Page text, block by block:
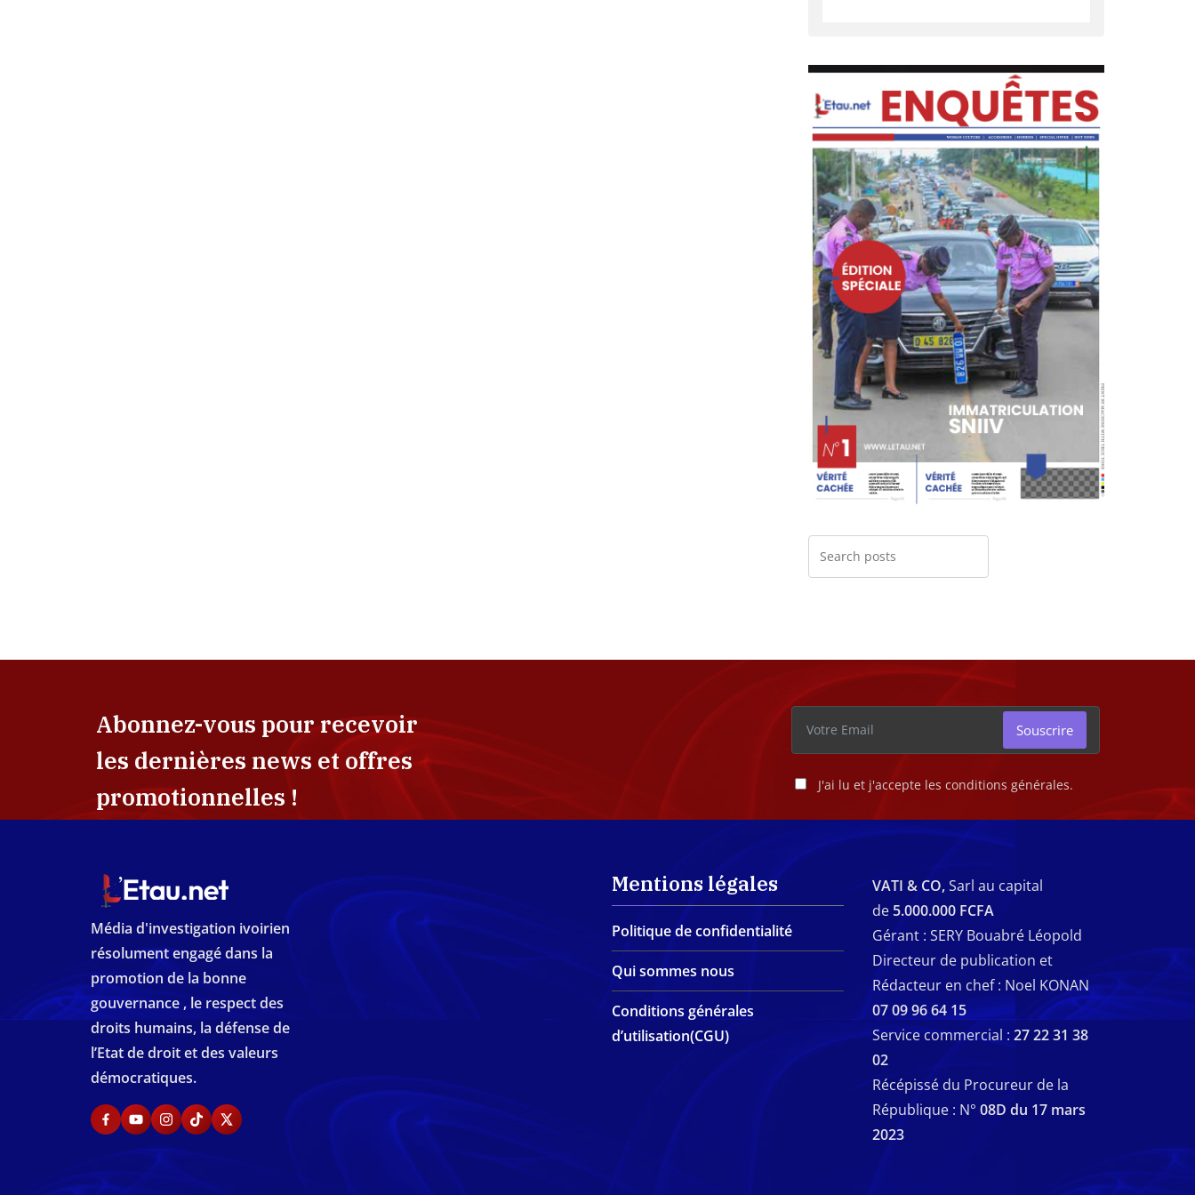
Abonnez-vous pour recevoir
les dernières news et offres
promotionnelles !
J'ai lu et j'accepte les conditions générales.
Souscrire
Média d'investigation ivoirien
résolument engagé dans la
promotion de la bonne
gouvernance , le respect des
droits humains, la défense de
l’Etat de droit et des valeurs
démocratiques.
Mentions légales
Politique de confidentialité
Qui sommes nous
Conditions générales
d’utilisation(CGU)
VATI & CO,Sarl au capital
de 5.000.000 FCFA
Gérant : SERY Bouabré Léopold
Directeur de publication et
Rédacteur en chef : Noel KONAN
07 09 96 64 15
Service commercial : 27 22 31 38
02
Récépissé du Procureur de la
République : N° 08D du 17 mars
2023